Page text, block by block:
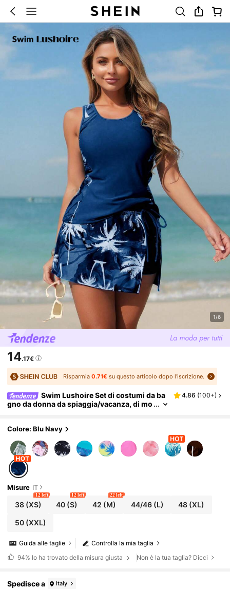
1/6
14.17€
Risparmia0.71€ su questo articolo dopo l'iscrizione.
Swim Lushoire Set di costumi da ba
gno da donna da spiaggia/vacanza, di mo
4.86 (100+)
Colore: Blu Navy
Misure IT
38(XS)
12 left
40 (S)
12 left
42 (M)
22 left
44/46(L) 48 (XL)
50(XXL)
Controlla la mia taglia
Guida alle taglie
94% lo ha trovato della misura giusta Non è la tua taglia? Dicci
Spedisce a Italy